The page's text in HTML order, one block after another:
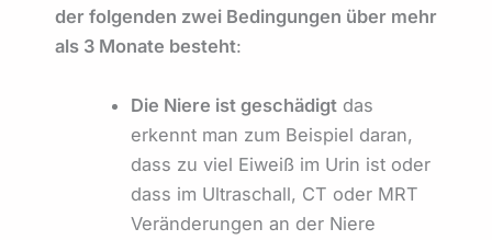
der folgenden zwei Bedingungen über mehr
als 3 Monate besteht:
Die Niere ist geschädigt das
erkennt man zum Beispiel daran,
dass zu viel Eiweiß im Urin ist oder
dass im Ultraschall, CT oder MRT
Veränderungen an der Niere